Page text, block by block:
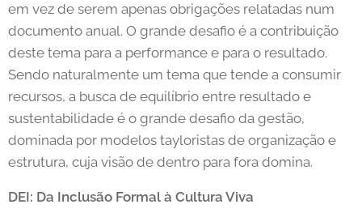
em vez de serem apenas obrigações relatadas num
documento anual. O grande desafio é a contribuição
deste tema para a performance e para o resultado.
Sendo naturalmente um tema que tende a consumir
recursos, a busca de equilíbrio entre resultado e
sustentabilidade é o grande desafio da gestão,
dominada por modelos tayloristas de organização e
estrutura, cuja visão de dentro para fora domina.
DEI: Da Inclusão Formal à Cultura Viva